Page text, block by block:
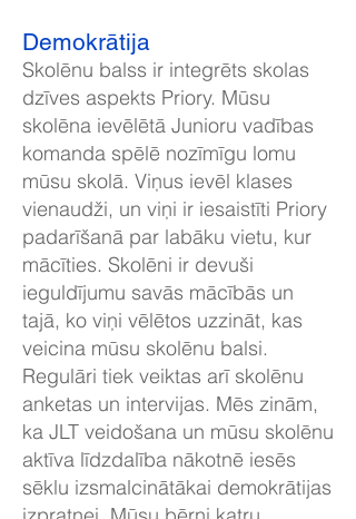
Demokrātija
Skolēnu balss ir integrēts skolas
dzīves aspekts Priory. Mūsu
skolēna ievēlētā Junioru vadības
komanda spēlē nozīmīgu lomu
mūsu skolā. Viņus ievēl klases
vienaudži, un viņi ir iesaistīti Priory
padarīšanā par labāku vietu, kur
mācīties. Skolēni ir devuši
ieguldījumu savās mācībās un
tajā, ko viņi vēlētos uzzināt, kas
veicina mūsu skolēnu balsi.
Regulāri tiek veiktas arī skolēnu
anketas un intervijas. Mēs zinām,
ka JLT veidošana un mūsu skolēnu
aktīva līdzdalība nākotnē iesēs
sēklu izsmalcinātākai demokrātijas